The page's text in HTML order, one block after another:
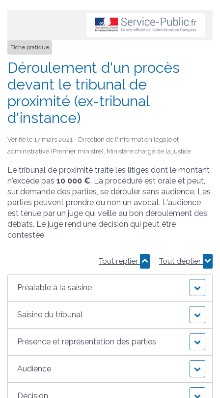
Fiche pratique
Déroulement d'un procès
devant le tribunal de
proximité (ex-tribunal
d'instance)
Vérifié le 17 mars 2021 - Direction de l'information légale et
administrative (Premier ministre), Ministère chargé de la justice
Le tribunal de proximité traite les litiges dont le montant
n'excède pas 10 000 €. La procédure est orale et peut,
sur demande des parties, se dérouler sans audience. Les
parties peuvent prendre ou non un avocat. L'audience
est tenue par un juge qui veille au bon déroulement des
débats. Le juge rend une décision qui peut être
contestée.
Tout replier Tout déplier
Préalable à la saisine
Saisine du tribunal
Présence et représentation des parties
Audience
Décision